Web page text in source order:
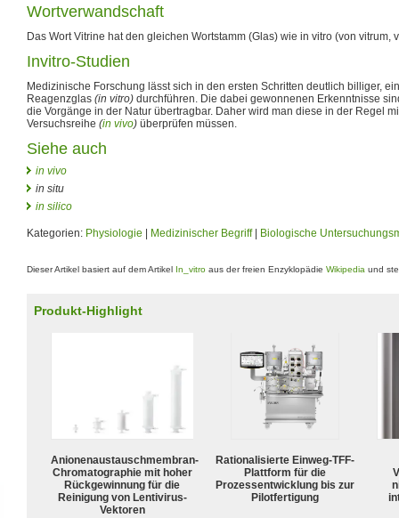
Wortverwandschaft
Das Wort Vitrine hat den gleichen Wortstamm (Glas) wie in vitro (von vitrum,
Invitro-Studien
Medizinische Forschung lässt sich in den ersten Schritten deutlich billiger,
Reagenzglas (in vitro) durchführen. Die dabei gewonnenen Erkenntnisse
die Vorgänge in der Natur übertragbar. Daher wird man diese in der Regel
Versuchsreihe (in vivo) überprüfen müssen.
Siehe auch
in vivo
in situ
in silico
Kategorien: Physiologie Medizinischer Begriff| Biologische
Dieser Artikel basiert auf dem Artikel In_vitro aus der freien Enzyklopädie Wikipedia und
Produkt-Highlight
Anionenaustauschmembran-
Chromatographie mit hoher
Rückgewinnung für die
Reinigung von Lentivirus-
Vektoren
Rationalisierte Einweg-TFF-
Plattform für die
Prozessentwicklung bis zur
Pilotfertigung